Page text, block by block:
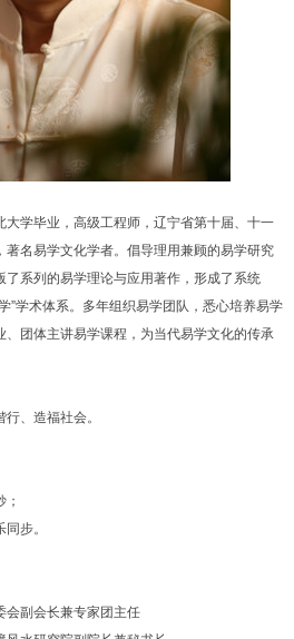
大学毕业，高级工程师，辽宁省第十届、十一
著名易学文化学者。倡导理用兼顾的易学研究
系列的易学理论与应用著作，形成了系统
”学术体系。多年组织易学团队，悉心培养易学
、团体主讲易学课程，为当代易学文化的传承
、造福社会。
步。
会副会长兼专家团主任